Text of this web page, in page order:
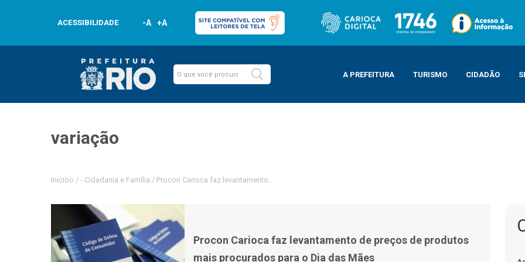
ACESSIBILIDADE -A +A
A PREFEITURA TURISMO CIDADÃO
variação
Inícioo / - Cidadania e Família / Procon Carioca faz levantamento de preços de produtos mais procurados para o Dia das Mães
Procon Carioca faz levantamento de preços de produtos
mais procurados para o Dia das Mães